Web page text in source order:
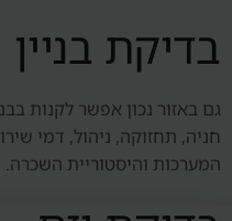
בדיקת בניין
גם באזור נכון אפשר לקנות
חניה, תחזוקה, ניהול, דמי
המערכות והיסטוריית השכרה.